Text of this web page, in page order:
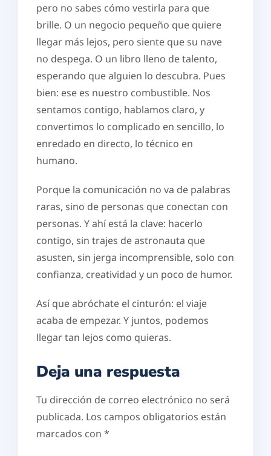
pero no sabes cómo vestirla para que
brille. O un negocio pequeño que quiere
llegar más lejos, pero siente que su nave
no despega. O un libro lleno de talento,
esperando que alguien lo descubra. Pues
bien: ese es nuestro combustible. Nos
sentamos contigo, hablamos claro, y
convertimos lo complicado en sencillo, lo
enredado en directo, lo técnico en
humano.
Porque la comunicación no va de palabras
raras, sino de personas que conectan con
personas. Y ahí está la clave: hacerlo
contigo, sin trajes de astronauta que
asusten, sin jerga incomprensible, solo con
confianza, creatividad y un poco de humor.
Así que abróchate el cinturón: el viaje
acaba de empezar. Y juntos, podemos
llegar tan lejos como quieras.
Deja una respuesta
Tu dirección de correo electrónico no será
publicada. Los campos obligatorios están
marcados con *